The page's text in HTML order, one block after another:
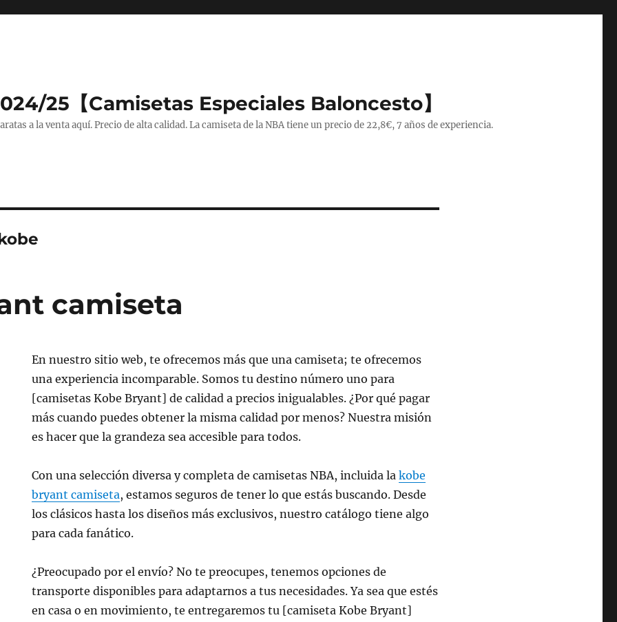
25【Camisetas Especiales Baloncesto】
a la venta aquí. Precio de alta calidad. La camiseta de la NBA tiene un precio de 22,8€, 7 años de experiencia.
camiseta
En nuestro sitio web, te ofrecemos más que una camiseta; te ofrecemos
una experiencia incomparable. Somos tu destino número uno para
[camisetas Kobe Bryant] de calidad a precios inigualables. ¿Por qué pagar
más cuando puedes obtener la misma calidad por menos? Nuestra misión
es hacer que la grandeza sea accesible para todos.
Con una selección diversa y completa de camisetas NBA, incluida lakobe
bryant camiseta, estamos seguros de tener lo que estás buscando. Desde
los clásicos hasta los diseños más exclusivos, nuestro catálogo tiene algo
para cada fanático.
¿Preocupado por el envío? No te preocupes, tenemos opciones de
transporte disponibles para adaptarnos a tus necesidades. Ya sea que estés
en casa o en movimiento, te entregaremos tu [camiseta Kobe Bryant]